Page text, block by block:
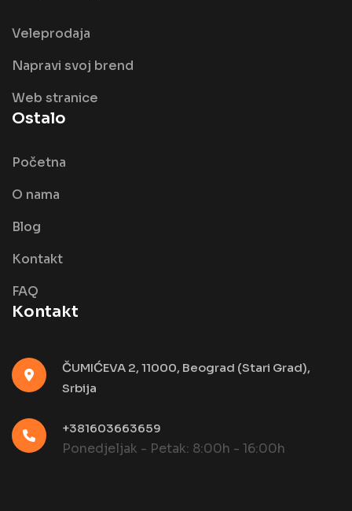
Veleprodaja
Napravi svoj brend
Web stranice
Ostalo
Početna
O nama
Blog
Kontakt
FAQ
Kontakt
ČUMIĆEVA 2, 11000, Beograd (Stari Grad),
Srbija
+381603663659
Ponedjeljak - Petak: 8:00h - 16:00h